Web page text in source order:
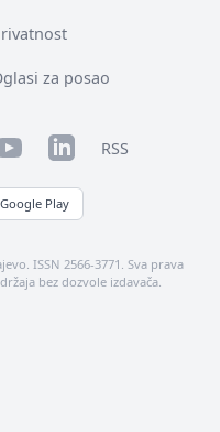
za posao
LinkedInRSS
Google Play
ISSN 2566-3771. Sva prava
bez dozvole izdavača.